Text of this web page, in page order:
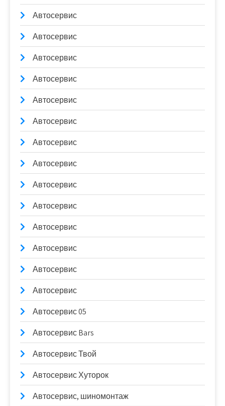
Автосервис
Автосервис
Автосервис
Автосервис
Автосервис
Автосервис
Автосервис
Автосервис
Автосервис
Автосервис
Автосервис
Автосервис
Автосервис
Автосервис
Автосервис 05
Автосервис Bars
Автосервис Твой
Автосервис Хуторок
Автосервис, шиномонтаж